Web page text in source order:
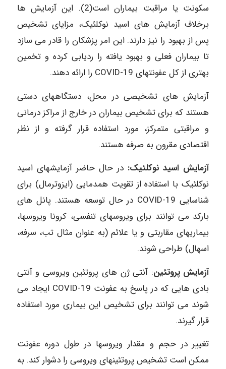
سکونت یا مراقبت بیماران است(2). این آزمایش‎ ها
برخلاف آزمایش ‎های اسید نوکلئیک، مزایای تشخیص
پس از بهبود را نیز دارند. این امر پزشکان را قادر می ‎سازد
تا بیماران فعلی و بهبود یافته را ردیابی کرده و تخمین
بهتری از کل عفونت‎های COVID-19 را ارائه ‎دهند.
آزمایش های تشخیصی در محل، دستگاه‎های دستی
هستند که برای تشخیص بیماران در خارج از مراکز درمانی
و مراقبتی متمرکز، مورد استفاده قرار گرفته و از نظر
اقتصادی مقرون به صرفه هستند.
آزمایش اسید نوکلئیک:
در حال حاضر آزمایش‎های اسید
نوکلئیک با استفاده از تقویت هم‎دمایی (ایزوترمال) برای
شناسایی COVID-19 در حال توسعه هستند. پانل‎ های
بارکد می ‎توانند برای ویروس‎های تنفسی، کرونا ویروس‎ها،
بیماری‎های مقاربتی و یا علائم (به عنوان مثال تب، سرفه،
اسهال) طراحی شوند.
آزمایش پروتئین
: آنتی ژن‎ های پروتئین ویروسی و آنتی
شوند می ‎توانند برای تشخیص این بیماری مورد استفاده
قرار گیرند.
تغییر در حجم و مقدار ویروس‎ها در طول دوره عفونت
ممکن است تشخیص پروتئین‎های ویروسی را دشوار کند. به